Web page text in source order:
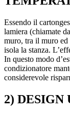
Essendo il
lamiera (chiamate
muro, tra il muro ed
isola la stanza.
In questo modo
condizionatore
considerevole
2) DESIGN